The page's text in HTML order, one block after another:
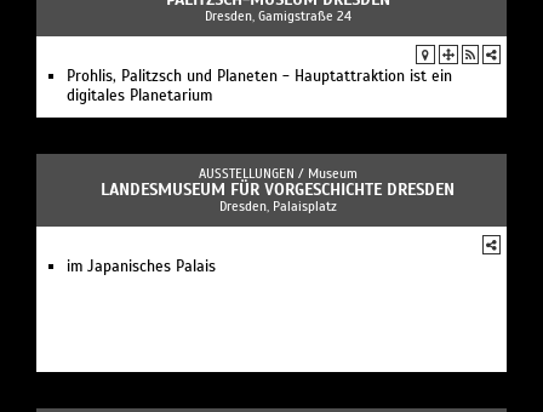
Dresden, Gamigstraße 24
Prohlis, Palitzsch und Planeten - Hauptattraktion ist ein
digitales Planetarium
AUSSTELLUNGEN / Museum
LANDESMUSEUM FÜR VORGESCHICHTE DRESDEN
Dresden, Palaisplatz
im Japanisches Palais